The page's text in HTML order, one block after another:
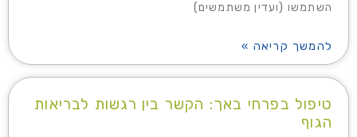
השתמשו (ועדין משתמשים)
להמשך קריאה »
טיפול בפרחי באך: הקשר בין רגשות לבריאות
הגוף